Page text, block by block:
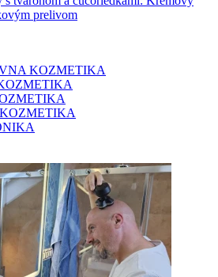
prelivom
KOZMETIKA